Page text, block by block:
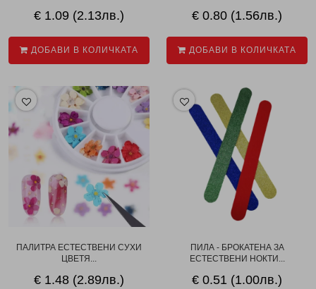
€ 1.09 (2.13лв.)
ДОБАВИ В КОЛИЧКАТА
€ 0.80 (1.56лв.)
ДОБАВИ В КОЛИЧКАТА
ПАЛИТРА ЕСТЕСТВЕНИ СУХИ
ЦВЕТЯ...
€ 1.48 (2.89лв.)
ПИЛА - БРОКАТЕНА ЗА
ЕСТЕСТВЕНИ НОКТИ...
€ 0.51 (1.00лв.)